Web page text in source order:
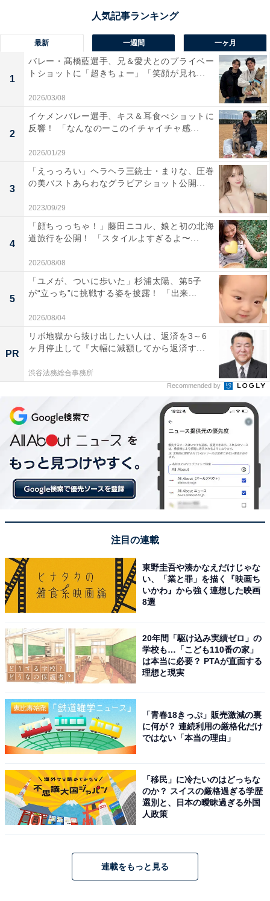
最新 一週間 一ヶ月
1
バレー・髙橋藍選手、兄＆愛犬とのプライベー
トショットに「超きちょー」「笑顔が見れ...
2026/03/08
2
イケメンバレー選手、キス＆耳食べショットに
反響！ 「なんなのーこのイチャイチャ感...
2026/01/29
3
「えっっろい」ヘラヘラ三銃士・まりな、圧巻
の美バストあらわなグラビアショット公開...
2023/09/29
4
「顔ちっっちゃ！」藤田ニコル、娘と初の北海
道旅行を公開！ 「スタイルよすぎるよ〜...
2026/08/08
5
「ユメが、ついに歩いた」杉浦太陽、第5子
が“立っち”に挑戦する姿を披露！ 「出来...
2026/08/04
PR
リボ地獄から抜け出したい人は、返済を3～6
ヶ月停止して『大幅に減額してから返済す...
渋谷法務総合事務所
Recommended by
注目の連載
東野圭吾や湊かなえだけじゃな
い、「業と罪」を描く『映画ち
いかわ』から強く連想した映画
8選
20年間「駆け込み実績ゼロ」の
学校も…「こども110番の家」
は本当に必要？ PTAが直面する
理想と現実
「青春18きっぷ」販売激減の裏
に何が？ 連続利用の厳格化だけ
ではない「本当の理由」
「移民」に冷たいのはどっちな
のか？ スイスの厳格過ぎる学歴
選別と、日本の曖昧過ぎる外国
人政策
連載をもっと見る